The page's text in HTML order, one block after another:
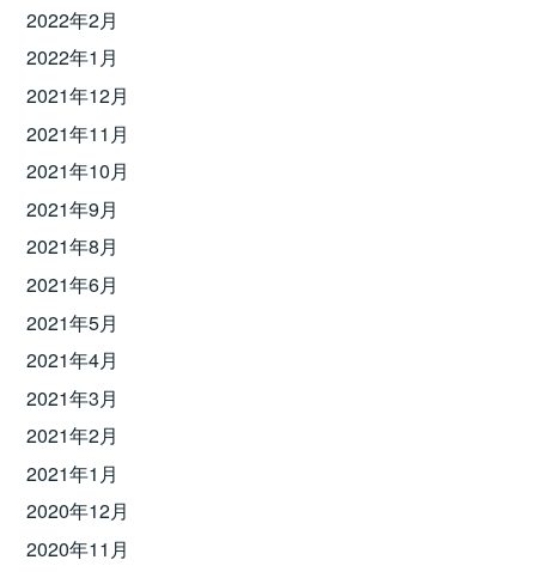
2022年2月
2022年1月
2021年12月
2021年11月
2021年10月
2021年9月
2021年8月
2021年6月
2021年5月
2021年4月
2021年3月
2021年2月
2021年1月
2020年12月
2020年11月